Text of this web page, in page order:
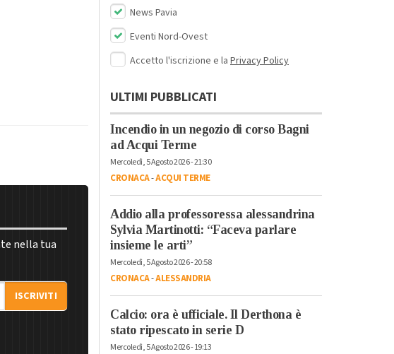
nella tua
ISCRIVITI
News Pavia
Eventi Nord-Ovest
Accetto l'iscrizione e la Privacy Policy
ULTIMI PUBBLICATI
Incendio in un negozio di corso Bagni
ad Acqui Terme
Mercoledì, 5 Agosto 2026 - 21:30
CRONACA-ACQUI TERME
Addio alla professoressa alessandrina
Sylvia Martinotti: “Faceva parlare
insieme le arti”
Mercoledì, 5 Agosto 2026 - 20:58
CRONACA-ALESSANDRIA
Calcio: ora è ufficiale. Il Derthona è
stato ripescato in serie D
Mercoledì, 5 Agosto 2026 - 19:13